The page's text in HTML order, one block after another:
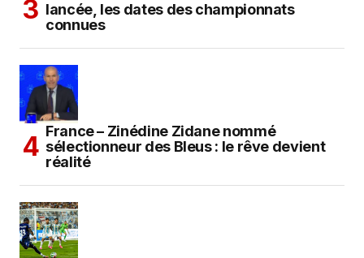
lancée, les dates des championnats
connues
France – Zinédine Zidane nommé
sélectionneur des Bleus : le rêve devient
réalité